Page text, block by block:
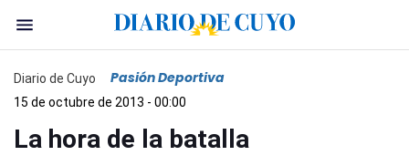
Diario de Cuyo Pasión Deportiva
15 de octubre de 2013 - 00:00
La hora de la batalla